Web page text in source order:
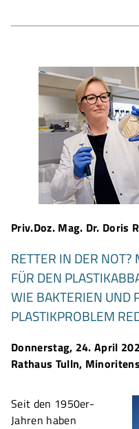
Priv.Doz. Mag. Dr. Doris
RETTER IN DER
FÜR DEN
WIE BAKTERIEN UND
PLASTIKPROBLEM
Donnerstag, 24. April
Rathaus Tulln,
Seit den 1950er-
Jahren haben